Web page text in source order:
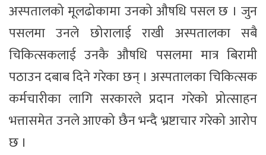
अस्पतालको मूलढोकामा उनको औषधि पसल छ । जुन
पसलमा उनले छोरालाई राखी अस्पतालका सबै
चिकित्सकलाई उनकै औषधि पसलमा मात्र बिरामी
पठाउन दबाब दिने गरेका छन् । अस्पतालका चिकित्सक
कर्मचारीका लागि सरकारले प्रदान गरेको प्रोत्साहन
भत्तासमेत उनले आएको छैन भन्दै भ्रष्टाचार गरेको आरोप
छ ।